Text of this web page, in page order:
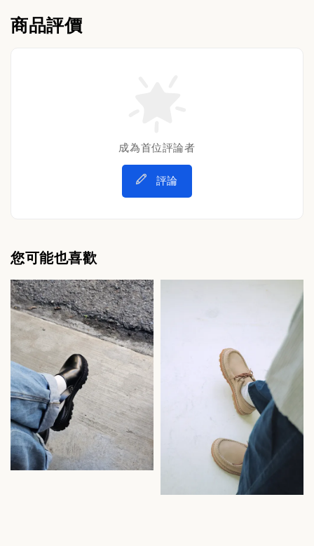
商品評價
成為首位評論者
評論
您可能也喜歡